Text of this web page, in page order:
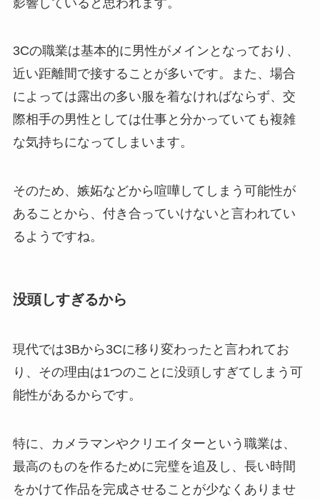
3Cの職業は基本的に男性がメインとなっており、
近い距離間で接することが多いです。また、場合
によっては露出の多い服を着なければならず、交
際相手の男性としては仕事と分かっていても複雑
な気持ちになってしまいます。
そのため、嫉妬などから喧嘩してしまう可能性が
あることから、付き合っていけないと言われてい
るようですね。
没頭しすぎるから
現代では3Bから3Cに移り変わったと言われてお
り、その理由は1つのことに没頭しすぎてしまう可
能性があるからです。
特に、カメラマンやクリエイターという職業は、
最高のものを作るために完璧を追及し、長い時間
をかけて作品を完成させることが少なくありませ